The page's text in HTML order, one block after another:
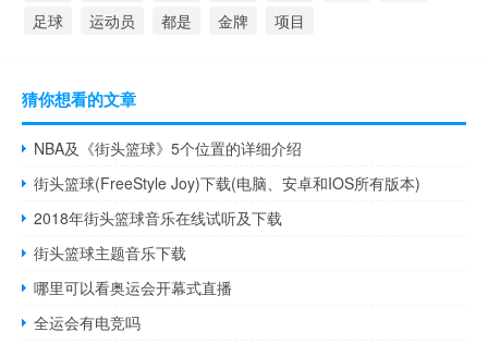
足球
运动员 都是 金牌 项目
猜你想看的文章
NBA及《街头篮球》5个位置的详细介绍
街头篮球(FreeStyle Joy)下载(电脑、安卓和IOS所有版本)
2018年街头篮球音乐在线试听及下载
街头篮球主题音乐下载
哪里可以看奥运会开幕式直播
全运会有电竞吗